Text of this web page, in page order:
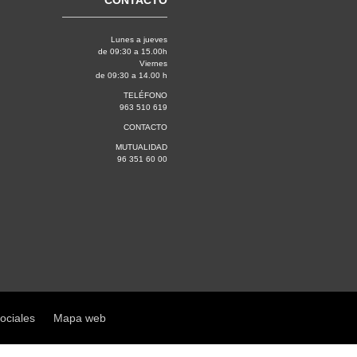
Lunes a jueves
de 09:30 a 15.00h
Viernes
de 09:30 a 14.00 h
TELÉFONO
963 510 619
CONTACTO
MUTUALIDAD
96 351 60 00
Mapa web